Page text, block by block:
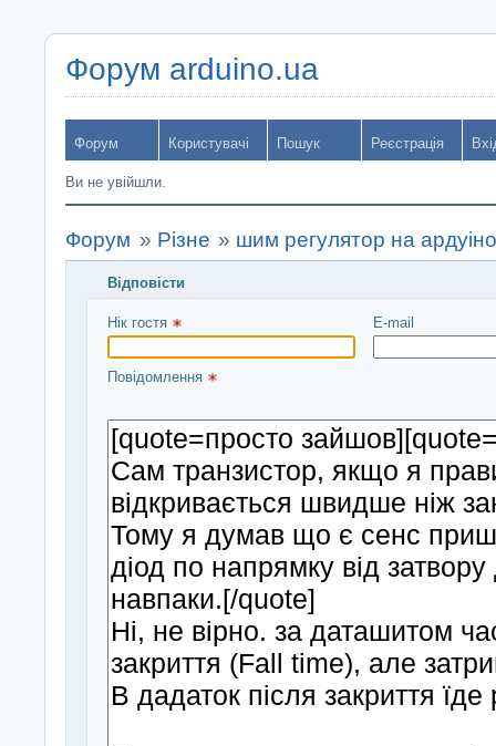
Форум arduino.ua
Форум Користувачі Пошук Реєстрація
Ви не увійшли.
Форум » Різне » шим регулятор на
Відповісти
Введіть повідомлення і натисніть Надіслати
Нік гостя E-mail
Повідомлення